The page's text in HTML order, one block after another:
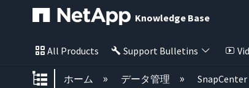
Knowledge Base
All Products Support Bulletins
グローバル階層を展開/折り
ホーム データ管理 SnapCenter